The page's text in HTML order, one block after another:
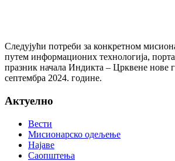
Следујући потреби за конкретном
путем информационих технологија,
празник начала Индикта – Црквене нове
септембра 2024. године.
Актуелно
Вести
Мисионарско одељење
Најаве
Саопштења